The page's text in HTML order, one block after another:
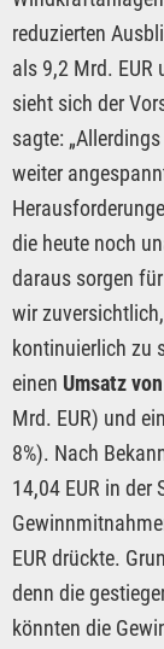
reduzierten
als 9,2 Mrd.
sieht sich der
sagte:
weiter
die heute noch
daraus sorgen
wir
kontinuierlich zu
einen Umsatz
Mrd. EUR) und
8%). Nach
14,04 EUR in der
EUR drückte.
denn die
könnten die